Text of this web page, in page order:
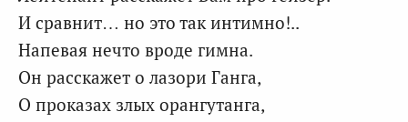
И сравнит… но это так интимно!..
Напевая нечто вроде гимна.
Он расскажет о лазори Ганга,
О проказах злых орангутанга,